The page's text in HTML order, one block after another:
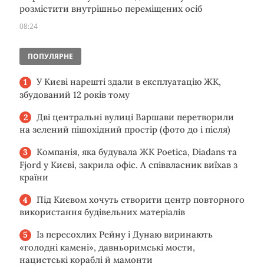
розмістити внутрішньо переміщених осіб
08:24
ПОПУЛЯРНЕ
У Києві нарешті здали в експлуатацію ЖК,
збудований 12 років тому
Дві центральні вулиці Варшави перетворили
на зелений пішохідний простір (фото до і після)
Компанія, яка будувала ЖК Poetica, Diadans та
Fjord у Києві, закрила офіс. А співвласник виїхав з
країни
Під Києвом хочуть створити центр повторного
використання будівельних матеріалів
Із пересохлих Рейну і Дунаю виринають
«голодні камені», давньоримські мости,
нацистські кораблі й мамонти